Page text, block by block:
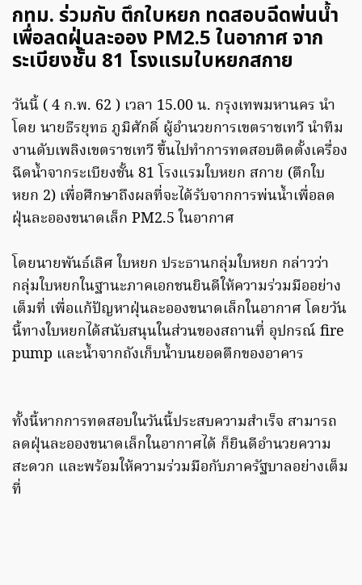
กทม. ร่วมกับ ตึกใบหยก ทดสอบฉีดพ่นน้ำ
เพื่อลดฝุ่นละออง PM2.5 ในอากาศ จาก
ระเบียงชั้น 81 โรงแรมใบหยกสกาย
วันนี้ ( 4 ก.พ. 62 ) เวลา 15.00 น. กรุงเทพมหานคร นำ
โดย นายธีรยุทธ ภูมิศักดิ์ ผู้อำนวยการเขตราชเทวี นำทีม
งานดับเพลิงเขตราชเทวี ขึ้นไปทำการทดสอบติดตั้งเครื่อง
ฉีดน้ำจากระเบียงชั้น 81 โรงแรมใบหยก สกาย (ตึกใบ
หยก 2) เพื่อศึกษาถึงผลที่จะได้รับจากการพ่นน้ำเพื่อลด
ฝุ่นละอองขนาดเล็ก PM2.5 ในอากาศ
โดยนายพันธ์เลิศ ใบหยก ประธานกลุ่มใบหยก กล่าวว่า
กลุ่มใบหยกในฐานะภาคเอกชนยินดีให้ความร่วมมืออย่าง
เต็มที่ เพื่อแก้ปัญหาฝุ่นละอองขนาดเล็กในอากาศ โดยวัน
นี้ทางใบหยกได้สนับสนุนในส่วนของสถานที่ อุปกรณ์ fire
pump และน้ำจากถังเก็บน้ำบนยอดตึกของอาคาร
ทั้งนี้หากการทดสอบในวันนี้ประสบความสำเร็จ สามารถ
ลดฝุ่นละอองขนาดเล็กในอากาศได้ ก็ยินดีอำนวยความ
สะดวก และพร้อมให้ความร่วมมือกับภาครัฐบาลอย่างเต็ม
ที่